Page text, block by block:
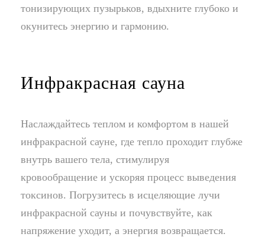
тонизирующих пузырьков, вдыхните глубоко и
окунитесь энергию и гармонию.
Инфракрасная сауна
Наслаждайтесь теплом и комфортом в нашей
инфракрасной сауне, где тепло проходит глубже
внутрь вашего тела, стимулируя
кровообращение и ускоряя процесс выведения
токсинов. Погрузитесь в исцеляющие лучи
инфракрасной сауны и почувствуйте, как
напряжение уходит, а энергия возвращается.